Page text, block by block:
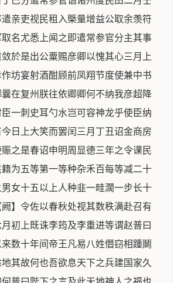
亲吏视民租入槩量增益公取余羡符
名尤悉上闻之即遣常参官分主其事
於是出公粟赐彦卿以愧其心三月上
坊宴射酒酣顾前凤翔节度使兼中书
在复州朕往依卿卿何不纳我彦超降
一刺史耳勺水岂可容神龙乎使臣纳
今日上大笑而罢闰三月丁丑诏金商房
之是春诏申明周显德三年之令课民
为五等第一等种杂禾百每等减二十
女十五以上人种韭一畦濶一步长十
】令佐以春秋处视其数秩满赴召有
月初上既诛李筠及李重进等谓赵普曰
数十年间帝王凡易八姓僭窃相踵鬬
其故何也吾欲息天下之兵建国家久